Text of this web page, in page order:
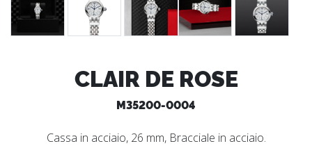
CLAIR DE ROSE
M35200-0004
Cassa in acciaio, 26 mm, Bracciale in acciaio.